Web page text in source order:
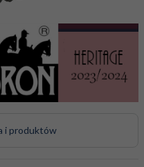
i produktów